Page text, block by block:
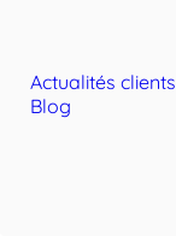
Actualités clients
Blog